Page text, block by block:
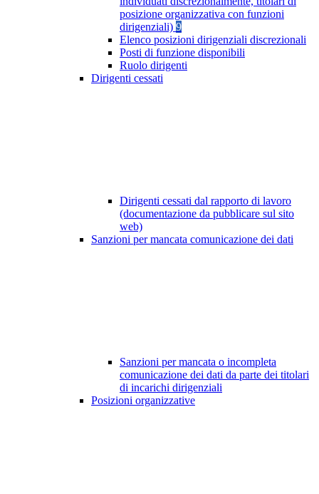
posizione organizzativa con funzioni
dirigenziali) 9
Elenco posizioni dirigenziali discrezionali
Posti di funzione disponibili
Ruolo dirigenti
Dirigenti cessati
Dirigenti cessati dal rapporto di lavoro
(documentazione da pubblicare sul sito
web)
Sanzioni per mancata comunicazione dei dati
Sanzioni per mancata o incompleta
comunicazione dei dati da parte dei titolari
di incarichi dirigenziali
Posizioni organizzative